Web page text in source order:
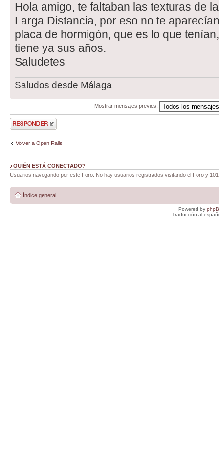
Hola amigo, te faltaban las texturas de
Larga Distancia, por eso no te
placa de hormigón, que es lo que
tiene ya sus años.
Saludetes
Saludos desde Málaga
Mostrar mensajes previos:
Publicar una
respuesta
Volver a Open Rails
¿QUIÉN ESTÁ CONECTADO?
Usuarios navegando por este Foro: No hay usuarios registrados visitando el Foro y
Índice general
Powered by
Traducción al